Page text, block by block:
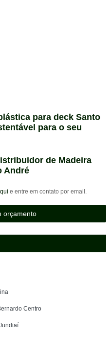
para deck Santo
para o seu
de Madeira
André
e entre em contato por email.
orçamento
Centro